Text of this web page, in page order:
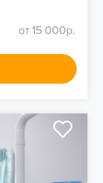
от 15 000р.